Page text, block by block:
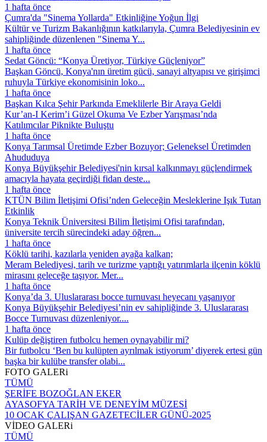
1 hafta önce
Çumra'da "Sinema Yollarda" Etkinliğine Yoğun İlgi
Kültür ve Turizm Bakanlığının katkılarıyla, Çumra Belediyesinin ev
sahipliğinde düzenlenen "Sinema Y...
1 hafta önce
Sedat Göncü: “Konya Üretiyor, Türkiye Güçleniyor”
Başkan Göncü, Konya'nın üretim gücü, sanayi altyapısı ve girişimci
ruhuyla Türkiye ekonomisinin loko...
1 hafta önce
Başkan Kılca Şehir Parkında Emeklilerle Bir Araya Geldi
Kur’an-I Kerim’i Güzel Okuma Ve Ezber Yarışması’nda
Katılımcılar Piknikte Buluştu
1 hafta önce
Konya Tarımsal Üretimde Ezber Bozuyor; Geleneksel Üretimden
Ahududuya
Konya Büyükşehir Belediyesi'nin kırsal kalkınmayı güçlendirmek
amacıyla hayata geçirdiği fidan deste...
1 hafta önce
KTÜN Bilim İletişimi Ofisi’nden Geleceğin Mesleklerine Işık Tutan
Etkinlik
Konya Teknik Üniversitesi Bilim İletişimi Ofisi tarafından,
üniversite tercih sürecindeki aday öğren...
1 hafta önce
Köklü tarihi, kazılarla yeniden ayağa kalkan;
Meram Belediyesi, tarih ve turizme yaptığı yatırımlarla ilçenin köklü
mirasını geleceğe taşıyor. Mer...
1 hafta önce
Konya’da 3. Uluslararası bocce turnuvası heyecanı yaşanıyor
Konya Büyükşehir Belediyesi’nin ev sahipliğinde 3. Uluslararası
Bocce Turnuvası düzenleniyor....
1 hafta önce
Kulüp değiştiren futbolcu hemen oynayabilir mi?
Bir futbolcu ‘Ben bu kulüpten ayrılmak istiyorum’ diyerek ertesi gün
başka bir kulübe transfer olabi...
FOTO GALERi
TÜMÜ
ŞERİFE BOZOĞLAN EKER
AYASOFYA TARİH VE DENEYİM MÜZESİ
10 OCAK ÇALIŞAN GAZETECİLER GÜNÜ-2025
VİDEO GALERi
TÜMÜ